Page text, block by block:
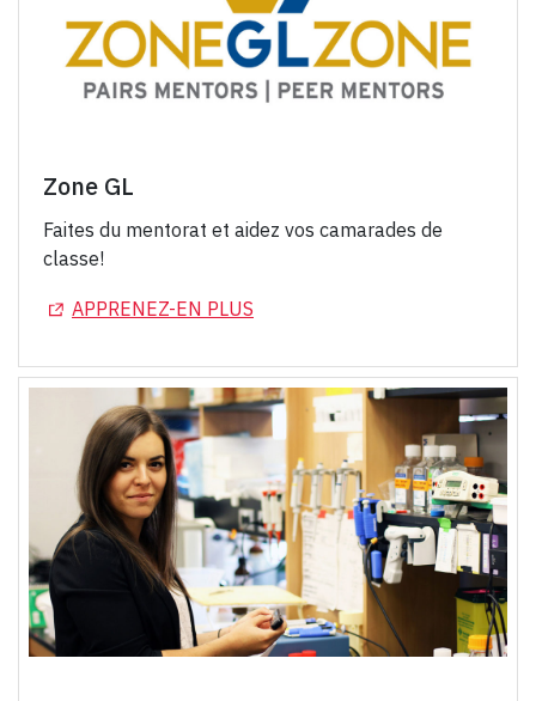
Zone GL
Faites du mentorat et aidez vos camarades de
classe!
(OPENS IN A NEW TAB)
APPRENEZ-EN PLUS